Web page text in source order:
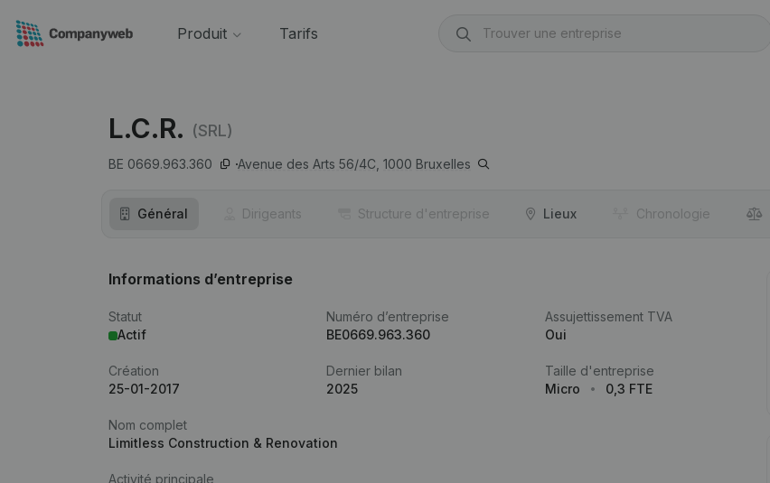
Produit Tarifs
L.C.R. (SRL)
BE 0669.963.360 Avenue des Arts 56/4C, 1000 Bruxelles
Général Dirigeants Structure d'entreprise Lieux Chronologie
Informations d’entreprise
Statut
Actif
Numéro d’entreprise
BE0669.963.360
Assujettissement TVA
Oui
Création
25-01-2017
Dernier bilan
2025
Taille d'entreprise
Micro
0,3 FTE
Nom complet
Limitless Construction & Renovation
Activité principale